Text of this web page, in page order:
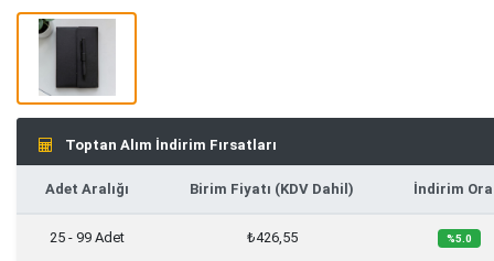
Toptan Alım İndirim Fırsatları
Adet Aralığı Birim Fiyatı (KDV Dahil) İndirim
25 - 99 Adet ₺426,55 %5.0